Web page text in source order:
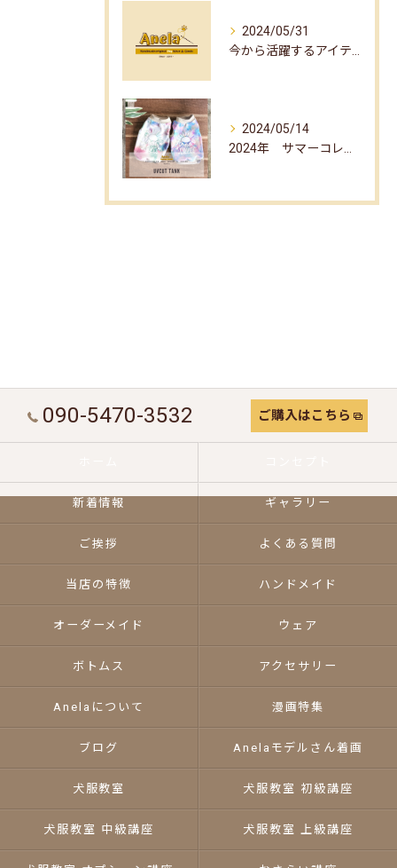
2024/05/31
2024/05/14
090-5470-3532 ご購入はこちら
新着情報 ギャラリー
ご挨拶 よくある質問
当店の特徴 ハンドメイド
オーダーメイド ウェア
ボトムス アクセサリー
Anelaについて 漫画特集
ブログ Anelaモデルさん着画
犬服教室 犬服教室 初級講座
犬服教室 中級講座 犬服教室 上級講座